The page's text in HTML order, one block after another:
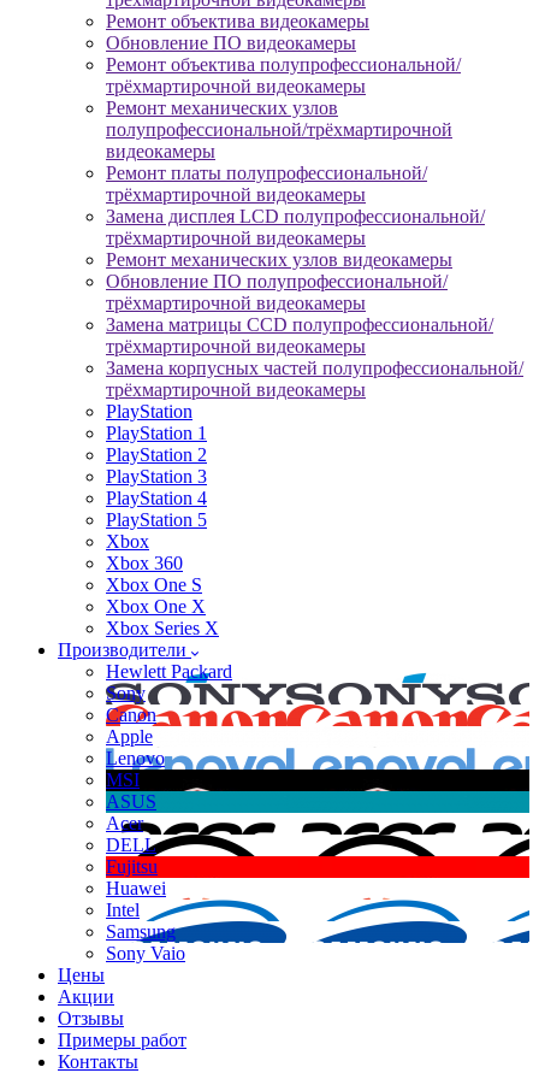
Ремонт объектива видеокамеры
Обновление ПО видеокамеры
Ремонт объектива полупрофессиональной/
трёхмартирочной видеокамеры
Ремонт механических узлов
полупрофессиональной/трёхмартирочной
видеокамеры
Ремонт платы полупрофессиональной/
трёхмартирочной видеокамеры
Замена дисплея LCD полупрофессиональной/
трёхмартирочной видеокамеры
Ремонт механических узлов видеокамеры
Обновление ПО полупрофессиональной/
трёхмартирочной видеокамеры
Замена матрицы CCD полупрофессиональной/
трёхмартирочной видеокамеры
Замена корпусных частей полупрофессиональной/
трёхмартирочной видеокамеры
PlayStation
PlayStation 1
PlayStation 2
PlayStation 3
PlayStation 4
PlayStation 5
Xbox
Xbox 360
Xbox One S
Xbox One X
Xbox Series X
Производители
Hewlett Packard
Sony
Canon
Apple
Lenovo
MSI
ASUS
Acer
DELL
Fujitsu
Huawei
Intel
Samsung
Sony Vaio
Цены
Акции
Отзывы
Примеры работ
Контакты